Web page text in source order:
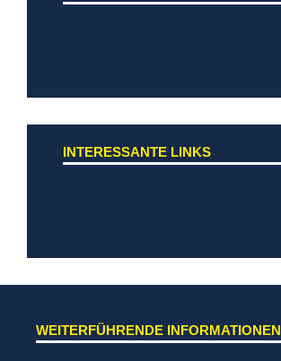
INTERESSANTE LINKS
WEITERFÜHRENDE INFORMATIONEN